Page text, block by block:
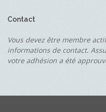
Contact
Vous devez être membre
informations de contact.
votre adhésion a été